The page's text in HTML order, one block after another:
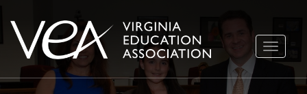
Ir
contenido